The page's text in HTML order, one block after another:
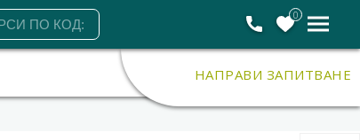
0
НАПРАВИ ЗАПИТВАНЕ